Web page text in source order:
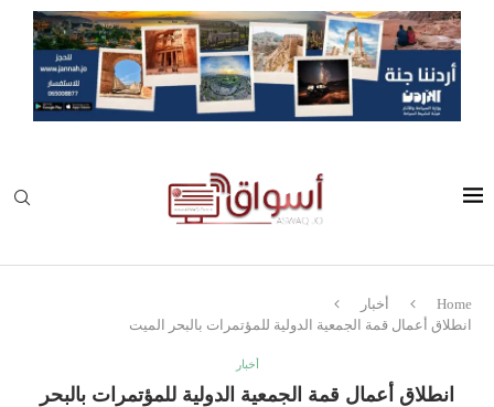
Home
أخبار
انطلاق أعمال قمة الجمعية الدولية للمؤتمرات بالبحر الميت
أخبار
انطلاق أعمال قمة الجمعية الدولية للمؤتمرات بالبحر